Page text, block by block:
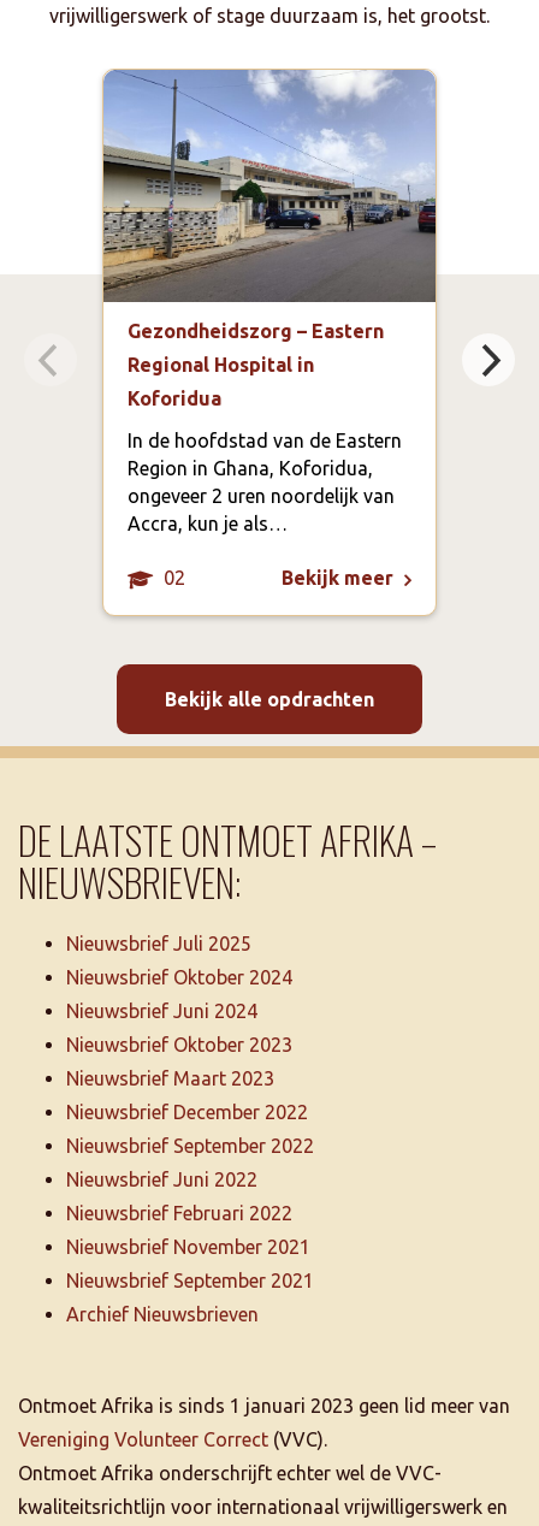
vrijwilligerswerk of stage duurzaam is, het grootst.
Gezondheidszorg – Eastern
Regional Hospital in
Koforidua
In de hoofdstad van de Eastern
Region in Ghana, Koforidua,
ongeveer 2 uren noordelijk van
Accra, kun je als…
02 Bekijk meer
Bekijk alle opdrachten
DE LAATSTE ONTMOET AFRIKA –
NIEUWSBRIEVEN:
Nieuwsbrief Juli 2025
Nieuwsbrief Oktober 2024
Nieuwsbrief Juni 2024
Nieuwsbrief Oktober 2023
Nieuwsbrief Maart 2023
Nieuwsbrief December 2022
Nieuwsbrief September 2022
Nieuwsbrief Juni 2022
Nieuwsbrief Februari 2022
Nieuwsbrief November 2021
Nieuwsbrief September 2021
Archief Nieuwsbrieven
Ontmoet Afrika is sinds 1 januari 2023 geen lid meer van
Vereniging Volunteer Correct (VVC).
Ontmoet Afrika onderschrijft echter wel de VVC-
kwaliteitsrichtlijn voor internationaal vrijwilligerswerk en